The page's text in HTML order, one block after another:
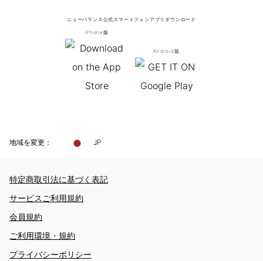
ニューバランス公式スマートフォンアプリ ダウンロード
iPhone版
Android版
地域を変更： JP
特定商取引法に基づく表記
サービスご利用規約
会員規約
ご利用環境・規約
プライバシーポリシー